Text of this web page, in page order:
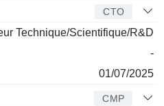
CTO
Technique/Scientifique/R&D
-
01/07/2025
CMP